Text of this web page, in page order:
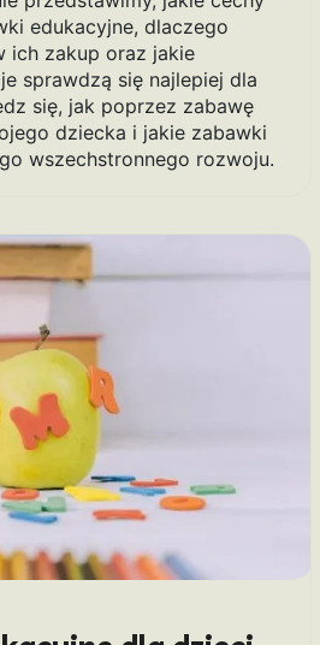
edukacyjne, dlaczego
ich zakup oraz jakie
sprawdzą się najlepiej dla
się, jak poprzez zabawę
dziecka i jakie zabawki
wszechstronnego rozwoju.